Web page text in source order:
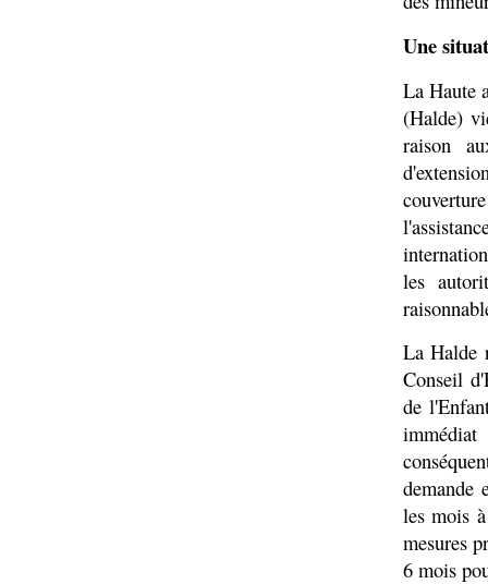
Une
La Haute
(Halde)
raison
les
La Halde
Conseil
de
demande
les mois
mesures
6 mois